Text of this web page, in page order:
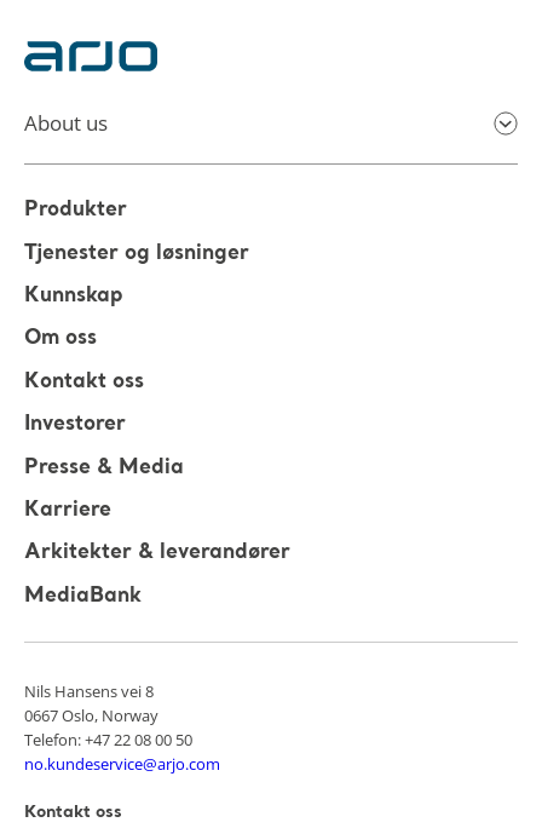
About us
Produkter
Tjenester og løsninger
Kunnskap
Om oss
Kontakt oss
Investorer
Presse & Media
Karriere
Arkitekter & leverandører
MediaBank
Nils Hansens vei 8
0667 Oslo, Norway
Telefon: +47 22 08 00 50
no.kundeservice@arjo.com
Kontakt oss